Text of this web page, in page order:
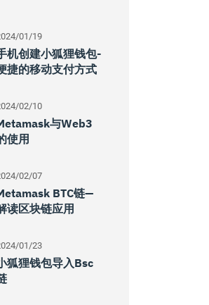
01/19
机创建小狐狸钱包-
捷的移动支付方式
02/10
与Web3
使用
02/07
BTC链—
读区块链应用
01/23
狐狸钱包导入bsc